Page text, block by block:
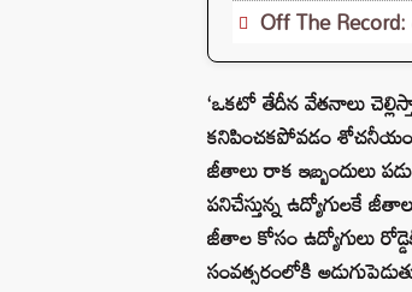
Off The
‘ఒకటో తేదీన వేతనాలు
కనిపించకపోవడం శోచనీయం.
జీతాలు రాక ఇబ్బందులు
పనిచేస్తున్న ఉద్యోగులకే
జీతాల కోసం ఉద్యోగులు
సంవత్సరంలోకి